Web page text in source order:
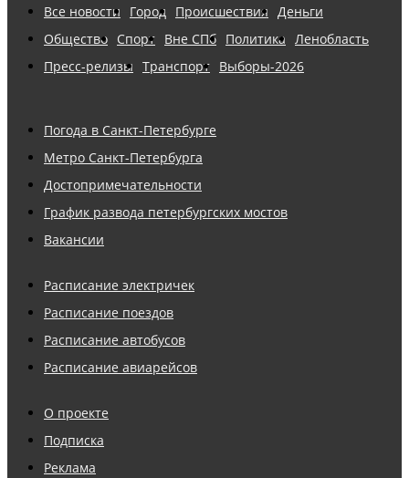
Все новости Город Происшествия Деньги
Общество Спорт Вне СПб Политика Ленобласть
Пресс-релизы Транспорт Выборы-2026
Погода в Санкт-Петербурге
Метро Санкт-Петербурга
Достопримечательности
График развода петербургских мостов
Вакансии
Расписание электричек
Расписание поездов
Расписание автобусов
Расписание авиарейсов
О проекте
Подписка
Реклама